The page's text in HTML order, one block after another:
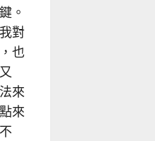
。
對
也
來
來